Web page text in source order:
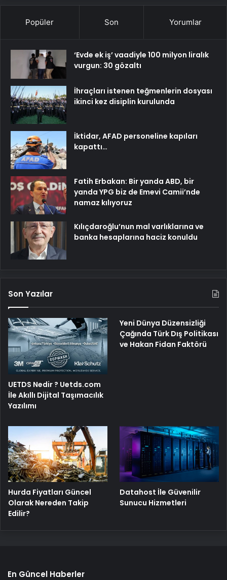
Popüler Son Yorumlar
‘Evde ek iş’ vaadiyle 100 milyon liralık
vurgun: 30 gözaltı
İhraçları istenen teğmenlerin dosyası
ikinci kez disiplin kurulunda
İktidar, AFAD personeline kapıları
kapattı…
Fatih Erbakan: Bir yanda ABD, bir
yanda YPG biz de Emevi Camii’nde
namaz kılıyoruz
Kılıçdaroğlu’nun mal varlıklarına ve
banka hesaplarına haciz konuldu
Son Yazılar
UETDS Nedir ? Uetds.com
İle Akıllı Dijital Taşımacılık
Yazılımı
Yeni Dünya Düzensizliği
Çağında Türk Dış Politikası
ve Hakan Fidan Faktörü
Hurda Fiyatları Güncel
Olarak Nereden Takip
Edilir?
Datahost İle Güvenilir
Sunucu Hizmetleri
En Güncel Haberler